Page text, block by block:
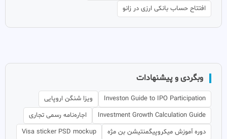
افتتاح حساب بانکی ارزی در زانو
وبگردی و پیشنهادات
Investon Guide to IPO Participation
ویزا شنگن اروپایی
Investment Growth Calculation Guide
اجاره‌نامه رسمی تجاری
دوره آموزش میکروپیگمنتیشن بن مژه
Visa sticker PSD mockup